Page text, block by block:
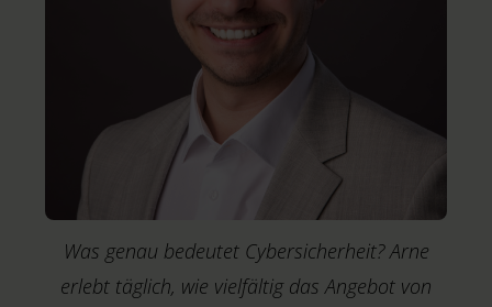
Was genau bedeutet Cybersicherheit? Arne
erlebt täglich, wie vielfältig das Angebot von